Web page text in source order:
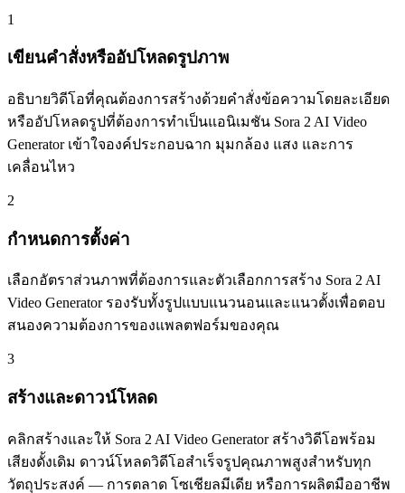
1
เขียนคำสั่งหรืออัปโหลดรูปภาพ
อธิบายวิดีโอที่คุณต้องการสร้างด้วยคำสั่งข้อความโดยละเอียด
หรืออัปโหลดรูปที่ต้องการทำเป็นแอนิเมชัน Sora 2 AI Video
Generator เข้าใจองค์ประกอบฉาก มุมกล้อง แสง และการ
เคลื่อนไหว
2
กำหนดการตั้งค่า
เลือกอัตราส่วนภาพที่ต้องการและตัวเลือกการสร้าง Sora 2 AI
Video Generator รองรับทั้งรูปแบบแนวนอนและแนวตั้งเพื่อตอบ
สนองความต้องการของแพลตฟอร์มของคุณ
3
สร้างและดาวน์โหลด
คลิกสร้างและให้ Sora 2 AI Video Generator สร้างวิดีโอพร้อม
เสียงดั้งเดิม ดาวน์โหลดวิดีโอสำเร็จรูปคุณภาพสูงสำหรับทุก
วัตถุประสงค์ — การตลาด โซเชียลมีเดีย หรือการผลิตมืออาชีพ